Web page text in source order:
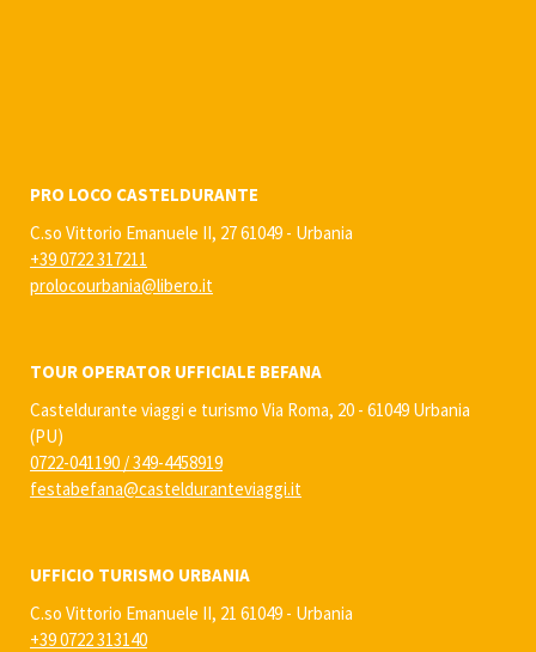
PRO LOCO CASTELDURANTE
C.so Vittorio Emanuele II, 27 61049 - Urbania
+39 0722 317211
prolocourbania@libero.it
TOUR OPERATOR UFFICIALE BEFANA
Casteldurante viaggi e turismo Via Roma, 20 - 61049 Urbania
(PU)
0722-041190 /349-4458919
festabefana@castelduranteviaggi.it
UFFICIO TURISMO URBANIA
C.so Vittorio Emanuele II, 21 61049 - Urbania
+39 0722 313140